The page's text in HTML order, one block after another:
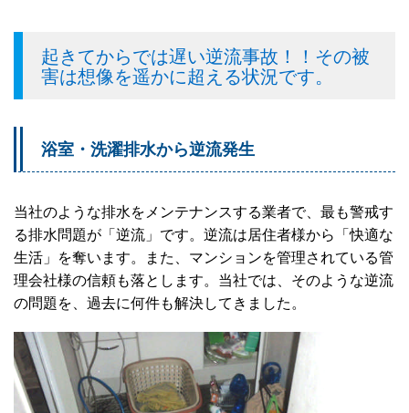
起きてからでは遅い逆流事故！！その被
害は想像を遥かに超える状況です。
浴室・洗濯排水から逆流発生
当社のような排水をメンテナンスする業者で、最も警戒す
る排水問題が「逆流」です。逆流は居住者様から「快適な
生活」を奪います。また、マンションを管理されている管
理会社様の信頼も落とします。当社では、そのような逆流
の問題を、過去に何件も解決してきました。